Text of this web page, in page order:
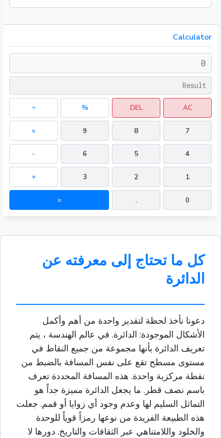
Calculator
AC
DEL
%
÷
7
8
9
×
4
5
6
-
1
2
3
+
0
.
=
كل ما تحتاج إلى معرفته عن
الدائرة
دعونا نأخذ لحظة لتقدير واحدة من أهم وأكمل
الأشكال الموجودة: الدائرة. في عالم الهندسة ، يتم
تعريف الدائرة بأنها مجموعة من جميع النقاط في
مستوى مسطح تقع على نفس المسافة بالضبط من
نقطة مركزية واحدة. هذه المسافة المحددة تعرف
باسم نصف قطر. ما يجعل الدائرة مميزة جداً هو
التماثل السليم لها وعدم وجود أي زوايا أو قمم. جعلت
هذه الطبيعة الفريدة من نوعها رمزاً قوياً للوحدة
والخلود واللامتناهي عبر الثقافات والتاريخ. دورها لا